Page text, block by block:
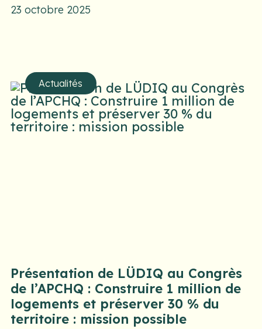
23 octobre 2025
Actualités
Présentation de LÜDIQ au Congrès
de l’APCHQ : Construire 1 million de
logements et préserver 30 % du
territoire : mission possible